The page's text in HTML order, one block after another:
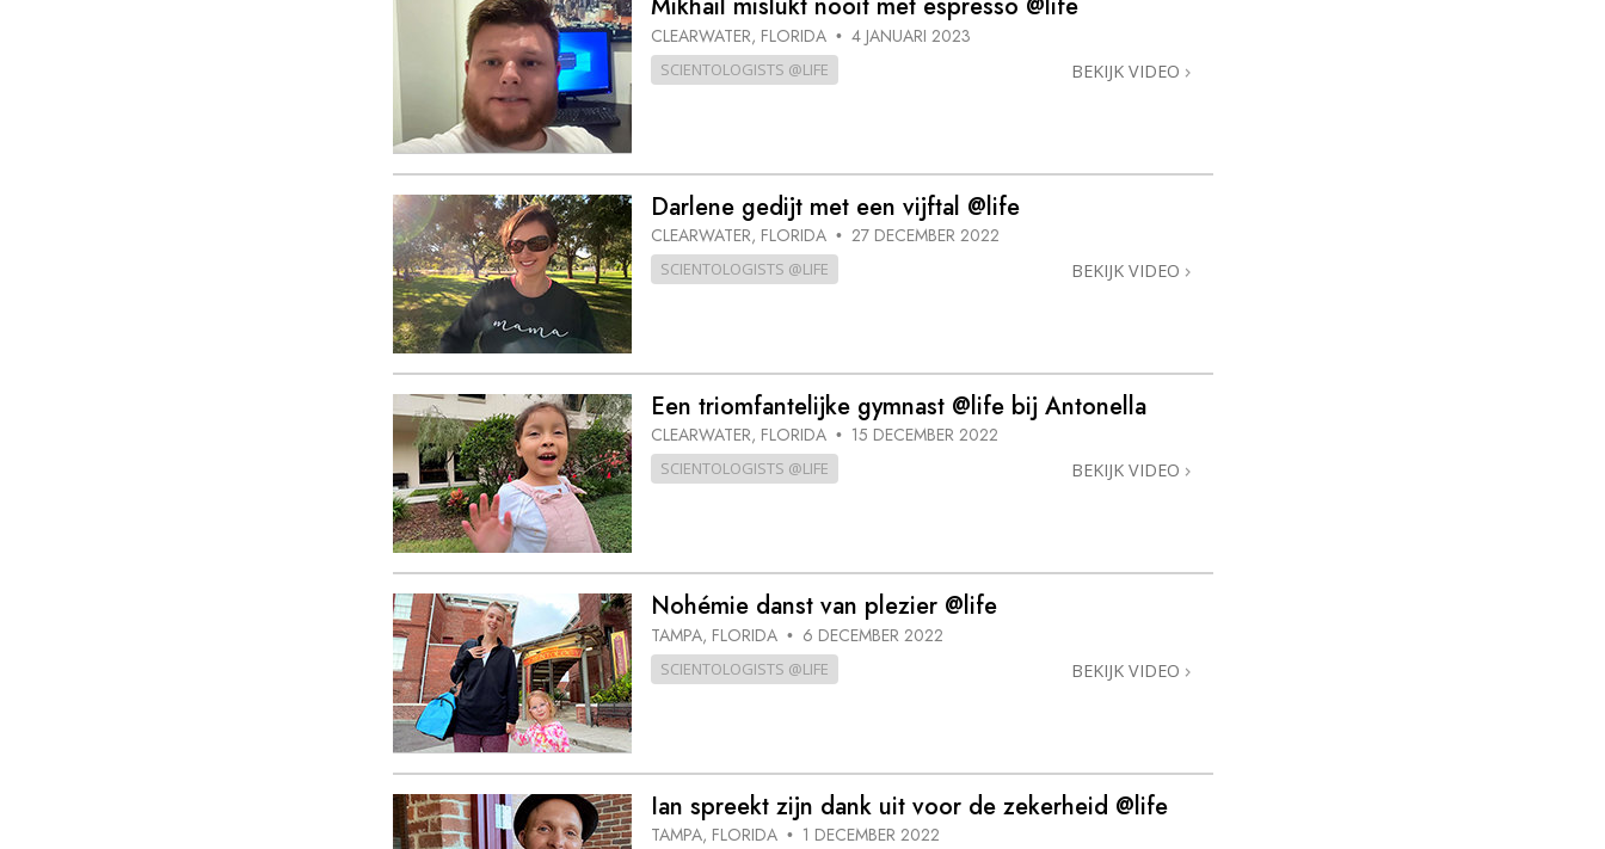
Wat is Grootheid?
Feitenonderzoek
De Grondslagen van Public Relations
De Technologie van Studeren
Mikhail mislukt nooit met espresso @life
CLEARWATER, FLORIDA • 4 JANUARI 2023
SCIENTOLOGISTS @LIFE BEKIJK VIDEO
Darlene gedijt met een vijftal @life
CLEARWATER, FLORIDA • 27 DECEMBER 2022
SCIENTOLOGISTS @LIFE BEKIJK VIDEO
Een triomfantelijke gymnast @life bij Antonella
CLEARWATER, FLORIDA • 15 DECEMBER 2022
SCIENTOLOGISTS @LIFE BEKIJK VIDEO
Nohémie danst van plezier @life
TAMPA, FLORIDA • 6 DECEMBER 2022
SCIENTOLOGISTS @LIFE BEKIJK VIDEO
Ian spreekt zijn dank uit voor de zekerheid @life
TAMPA, FLORIDA • 1 DECEMBER 2022